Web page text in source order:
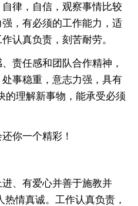
律，自信，观察事情比较
，有必须的工作能力，适
认真负责，刻苦耐劳。
任感和团队合作精神，
事稳重，意志力强，具有
的理解新事物，能承受必须
你一个精彩！
、有爱心并善于施教并
情真诚。工作认真负责，